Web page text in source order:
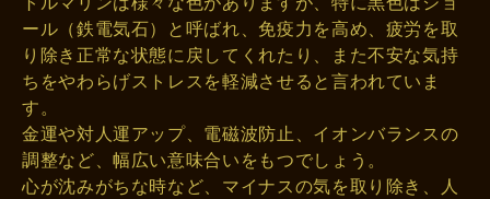
ール（鉄電気石）と呼ばれ、免疫力を高め、疲労を取
り除き正常な状態に戻してくれたり、また不安な気持
ちをやわらげストレスを軽減させると言われていま
す。
金運や対人運アップ、電磁波防止、イオンバランスの
調整など、幅広い意味合いをもつでしょう。
心が沈みがちな時など、マイナスの気を取り除き、人